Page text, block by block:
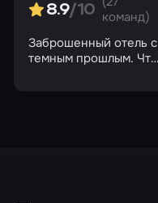
Квест-ужасы
До 12 человек
До 5 человек
8.9/10 команд)
Заброшенный отель с
темным прошлым. Что